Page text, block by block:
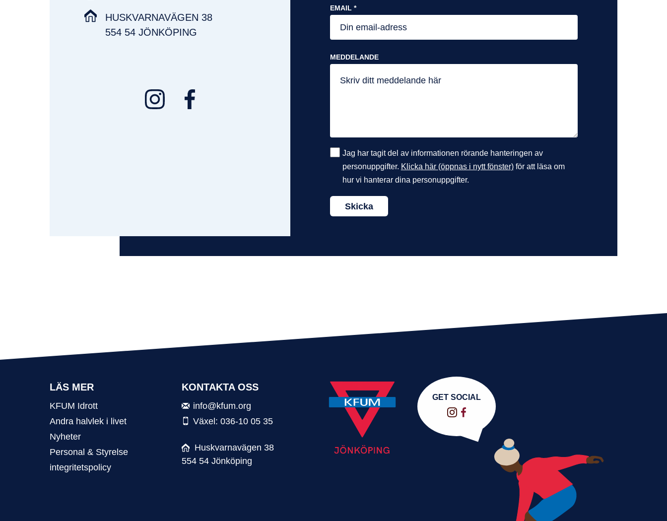
HUSKVARNAVÄGEN 38
554 54 JÖNKÖPING
EMAIL *
MEDDELANDE
Jag har tagit del av informationen rörande hanteringen av
personuppgifter. Klicka här (öppnas i nytt fönster)för att läsa om
hur vi hanterar dina personuppgifter.
Skicka
LÄS MER
KFUM Idrott
Andra halvlek i livet
Nyheter
Personal & Styrelse
integritetspolicy
KONTAKTA OSS
info@kfum.org
Växel: 036-10 05 35
Huskvarnavägen 38
554 54 Jönköping
GET SOCIAL